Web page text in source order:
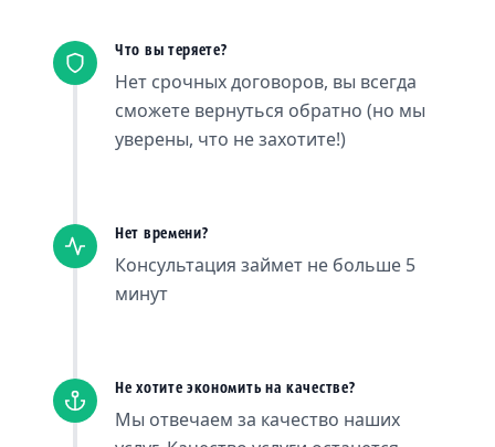
Что вы теряете?
Нет срочных договоров, вы всегда
сможете вернуться обратно (но мы
уверены, что не захотите!)
Нет времени?
Консультация займет не больше 5
минут
Не хотите экономить на качестве?
Мы отвечаем за качество наших